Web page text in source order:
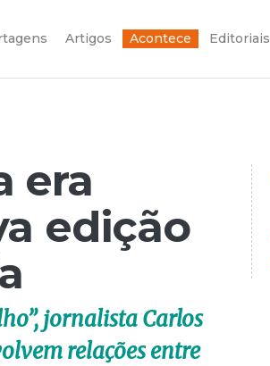
Artigos Acontece Editoriais
era
edição
jornalista Carlos
relações entre